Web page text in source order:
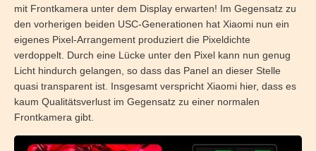
mit Frontkamera unter dem Display erwarten! Im Gegensatz zu
den vorherigen beiden USC-Generationen hat Xiaomi nun ein
eigenes Pixel-Arrangement produziert die Pixeldichte
verdoppelt. Durch eine Lücke unter den Pixel kann nun genug
Licht hindurch gelangen, so dass das Panel an dieser Stelle
quasi transparent ist. Insgesamt verspricht Xiaomi hier, dass es
kaum Qualitätsverlust im Gegensatz zu einer normalen
Frontkamera gibt.